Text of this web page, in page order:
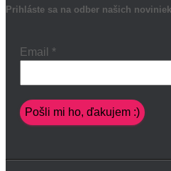
Prihláste sa na odber našich noviniek
Email *